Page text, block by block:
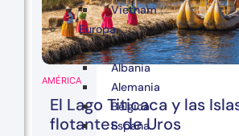
AMÉRICA
El Lago Titicaca y las
flotantes de Uros
Vietnam
Europa
Albania
Alemania
Bélgica
España